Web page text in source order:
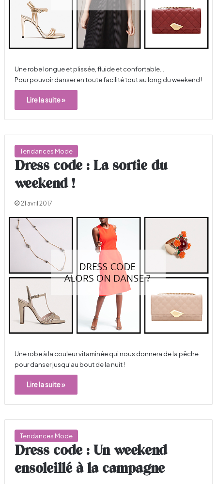
Une robe longue et plissée, fluide et confortable…
Pour pouvoir danser en toute facilité tout au long du weekend !
Lire la suite »
Tendances Mode
Dress code : La sortie du
weekend !
21 avril 2017
Une robe à la couleur vitaminée qui nous donnera de la pêche
pour danser jusqu’au bout de la nuit !
Lire la suite »
Tendances Mode
Dress code : Un weekend
ensoleillé à la campagne